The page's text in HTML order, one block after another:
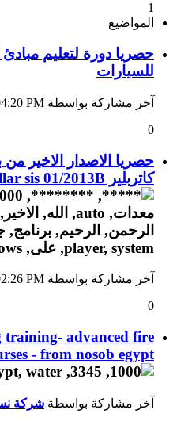
1
المواضيع
حصريا دورة لتعليم مبادئ
للسيارات
آخر مشاركة بواسطة PM
0
حصريا الاصدار الاخير من
كاتربلير Caterpillar sis 01/2013B
آخر مشاركة بواسطة PM
0
advanced fire
- from nosob egypt
آخر مشاركة بواسطة شركة